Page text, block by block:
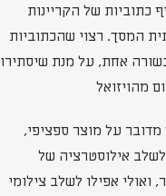
כתוביות של הקריינות
המסך. רצוי שהכתוביות
אחת, על מנת שיסתירו
מהויזואל
מדובר על מוצר ספציפי,
אילוסטרציה של
ואולי אפילו לשלב צילומי